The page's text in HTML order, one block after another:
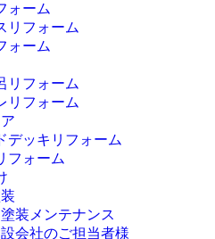
ォーム
リフォーム
ォーム
リフォーム
リフォーム
デッキリフォーム
フォーム
装メンテナンス
会社のご担当者様